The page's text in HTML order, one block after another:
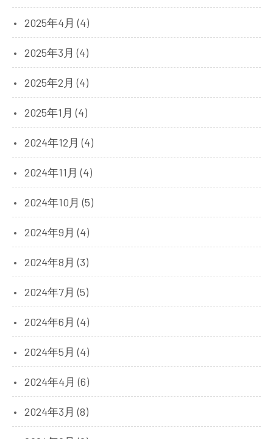
2025年4月 (4)
2025年3月 (4)
2025年2月 (4)
2025年1月 (4)
2024年12月 (4)
2024年11月 (4)
2024年10月 (5)
2024年9月 (4)
2024年8月 (3)
2024年7月 (5)
2024年6月 (4)
2024年5月 (4)
2024年4月 (6)
2024年3月 (8)